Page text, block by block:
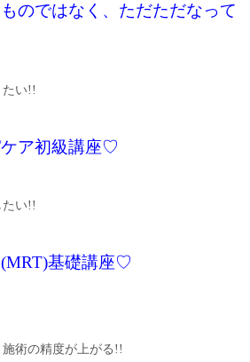
のではなく、ただただなって
たい!!
ア初級講座♡
たい!!
基礎講座♡
術の精度が上がる!!